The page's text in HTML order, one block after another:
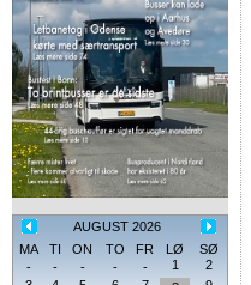
AUGUST 2026
MA
TI ON TO FR LØ
SØ
-
- - - - 1
2